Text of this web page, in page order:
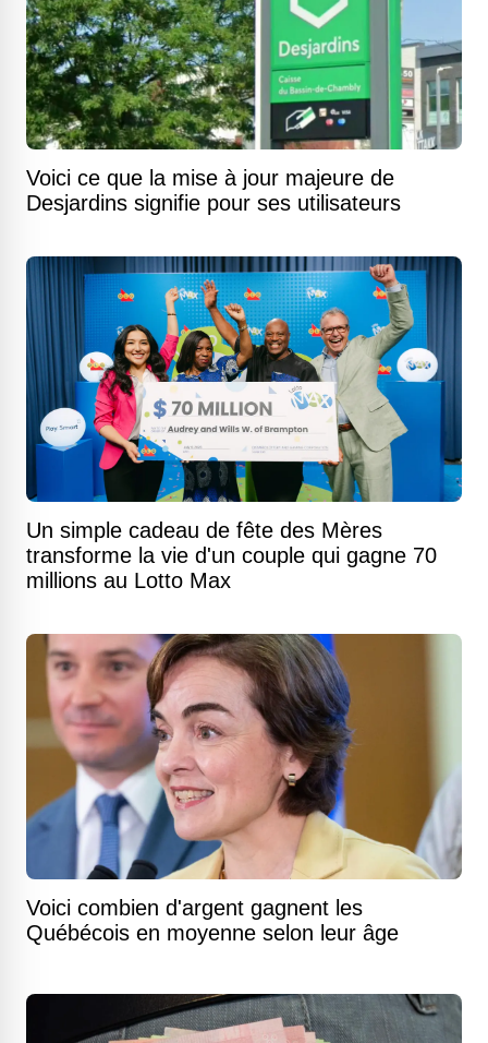
Voici ce que la mise à jour majeure de
Desjardins signifie pour ses utilisateurs
Un simple cadeau de fête des Mères
transforme la vie d'un couple qui gagne 70
millions au Lotto Max
Voici combien d'argent gagnent les
Québécois en moyenne selon leur âge